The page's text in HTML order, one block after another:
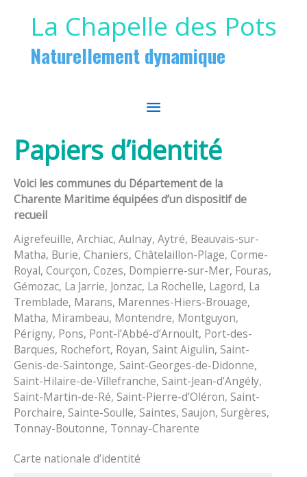
La Chapelle des Pots
Naturellement dynamique
MENU
PRINCIPAL
Papiers d’identité
Voici les communes du Département de la
Charente Maritime équipées d’un dispositif de
recueil
Aigrefeuille, Archiac, Aulnay, Aytré, Beauvais-sur-
Matha, Burie, Chaniers, Châtelaillon-Plage, Corme-
Royal, Courçon, Cozes, Dompierre-sur-Mer, Fouras,
Gémozac, La Jarrie, Jonzac, La Rochelle, Lagord, La
Tremblade, Marans, Marennes-Hiers-Brouage,
Matha, Mirambeau, Montendre, Montguyon,
Périgny, Pons, Pont-l’Abbé-d’Arnoult, Port-des-
Barques, Rochefort, Royan, Saint Aigulin, Saint-
Genis-de-Saintonge, Saint-Georges-de-Didonne,
Saint-Hilaire-de-Villefranche, Saint-Jean-d’Angély,
Saint-Martin-de-Ré, Saint-Pierre-d’Oléron, Saint-
Porchaire, Sainte-Soulle, Saintes, Saujon, Surgères,
Tonnay-Boutonne, Tonnay-Charente
Carte nationale d’identité